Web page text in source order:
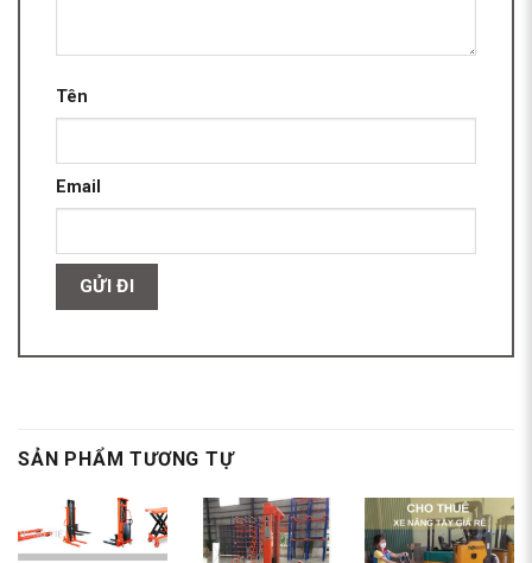
Tên
Email
SẢN PHẨM TƯƠNG TỰ